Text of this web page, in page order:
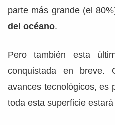
parte más grande (el
del océano.
Pero también esta
conquistada en breve.
avances tecnológicos, es
toda esta superficie